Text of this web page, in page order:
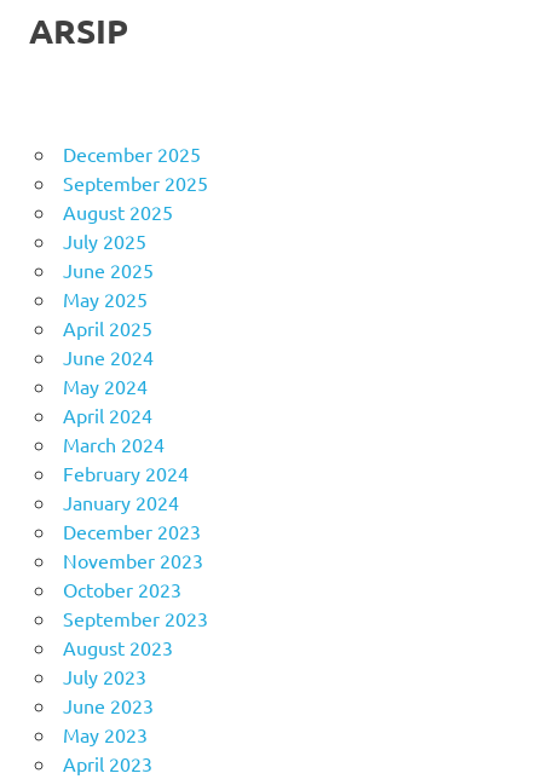
ARSIP
December 2025
September 2025
August 2025
July 2025
June 2025
May 2025
April 2025
June 2024
May 2024
April 2024
March 2024
February 2024
January 2024
December 2023
November 2023
October 2023
September 2023
August 2023
July 2023
June 2023
May 2023
April 2023